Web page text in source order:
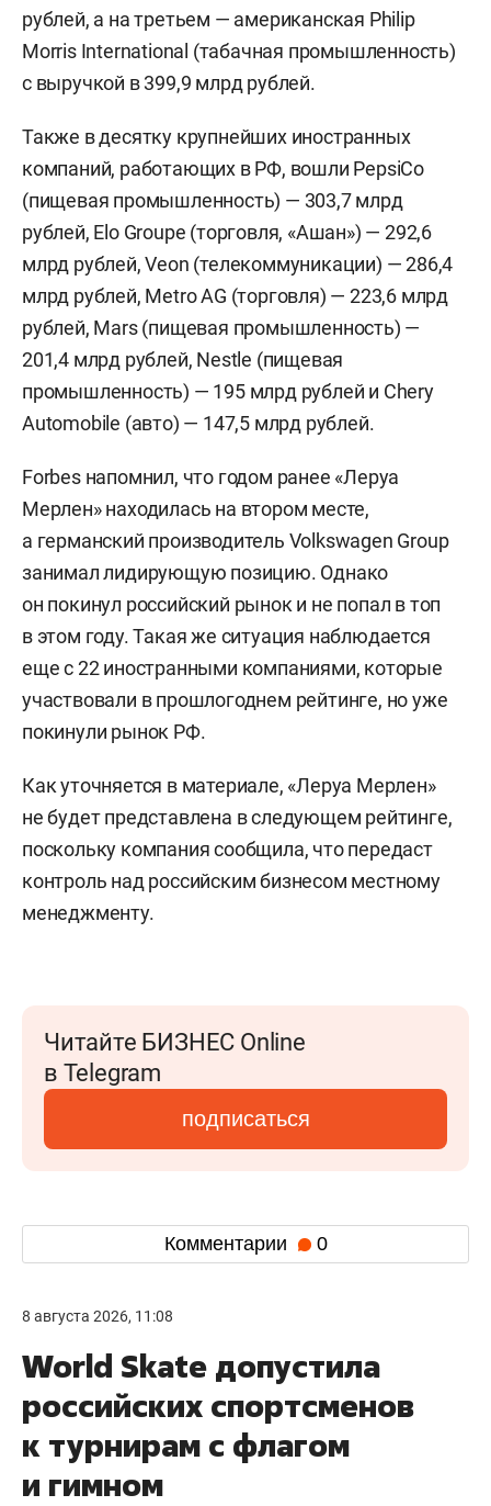
рублей, а на третьем — американская Philip
Morris International (табачная промышленность)
с выручкой в 399,9 млрд рублей.
Также в десятку крупнейших иностранных
компаний, работающих в РФ, вошли PepsiCo
(пищевая промышленность) — 303,7 млрд
рублей, Elo Groupe (торговля, «Ашан») — 292,6
млрд рублей, Veon (телекоммуникации) — 286,4
млрд рублей, Metro AG (торговля) — 223,6 млрд
рублей, Mars (пищевая промышленность) —
201,4 млрд рублей, Nestle (пищевая
промышленность) — 195 млрд рублей и Chery
Automobile (авто) — 147,5 млрд рублей.
Forbes напомнил, что годом ранее «Леруа
Мерлен» находилась на втором месте,
а германский производитель Volkswagen Group
занимал лидирующую позицию. Однако
он покинул российский рынок и не попал в топ
в этом году. Такая же ситуация наблюдается
еще с 22 иностранными компаниями, которые
участвовали в прошлогоднем рейтинге, но уже
покинули рынок РФ.
Как уточняется в материале, «Леруа Мерлен»
не будет представлена в следующем рейтинге,
поскольку компания сообщила, что передаст
контроль над российским бизнесом местному
менеджменту.
Читайте БИЗНЕС Online
в Telegram
подписаться
Комментарии 0
8 августа 2026, 11:08
World Skate допустила
российских спортсменов
к турнирам с флагом
и гимном